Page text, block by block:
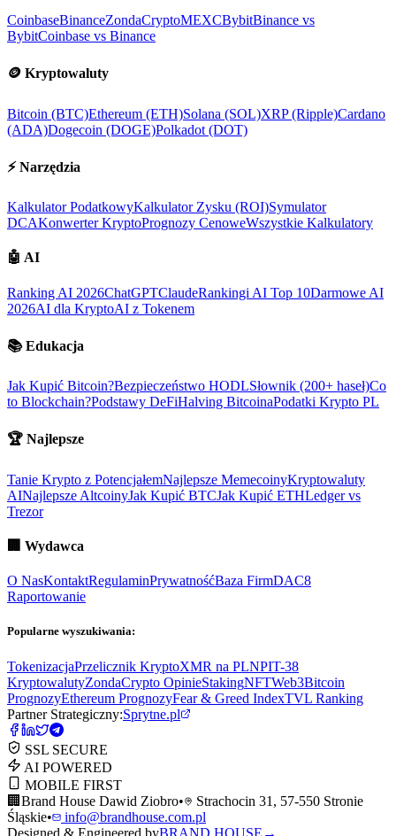
CoinbaseBinanceZondaCryptoMEXCBybitBinance vs
BybitCoinbase vs Binance
🪙 Kryptowaluty
Bitcoin (BTC)Ethereum (ETH)Solana (SOL)XRP (Ripple)Cardano
(ADA)Dogecoin (DOGE)Polkadot (DOT)
⚡ Narzędzia
Kalkulator PodatkowyKalkulator Zysku (ROI)Symulator
DCAKonwerter KryptoPrognozy CenoweWszystkie Kalkulatory
🤖 AI
Ranking AI 2026ChatGPTClaudeRankingi AI Top 10Darmowe AI
2026AI dla KryptoAI z Tokenem
📚 Edukacja
Jak Kupić Bitcoin?Bezpieczeństwo HODLSłownik (200+ haseł)Co
to Blockchain?Podstawy DeFiHalving BitcoinaPodatki Krypto PL
🏆 Najlepsze
Tanie Krypto z PotencjałemNajlepsze MemecoinyKryptowaluty
AINajlepsze AltcoinyJak Kupić BTCJak Kupić ETHLedger vs
Trezor
🏢 Wydawca
O NasKontaktRegulaminPrywatnośćBaza FirmDAC8
Raportowanie
Popularne wyszukiwania:
TokenizacjaPrzelicznik KryptoXMR na PLNPIT-38
KryptowalutyZondaCrypto OpinieStakingNFTWeb3Bitcoin
PrognozyEthereum PrognozyFear & Greed IndexTVL Ranking
Partner Strategiczny:Sprytne.pl
SSL SECURE
AI POWERED
MOBILE FIRST
🏢 Brand House Dawid Ziobro•
Strachocin 31, 57-550 Stronie
Śląskie•
info@brandhouse.com.pl
Designed & Engineered byBRAND HOUSE →